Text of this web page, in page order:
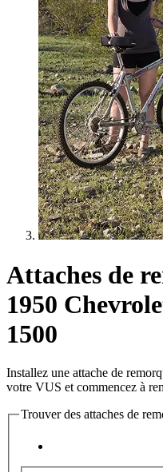
Attaches de
1950
1500
Installez une attache de
votre VUS et commencez à
Trouver des attaches de